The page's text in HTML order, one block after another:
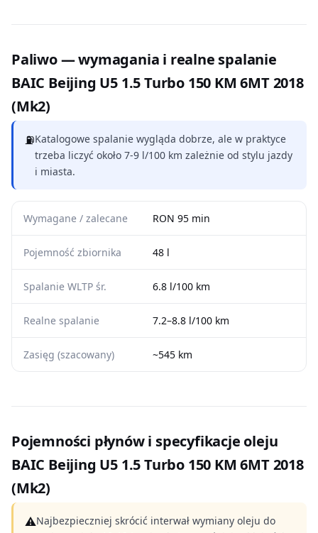
Paliwo — wymagania i realne spalanie
BAIC Beijing U5 1.5 Turbo 150 KM 6MT 2018
(Mk2)
⛽Katalogowe spalanie wygląda dobrze, ale w praktyce
trzeba liczyć około 7-9 l/100 km zależnie od stylu jazdy
i miasta.
Wymagane / zalecane RON 95 min
Pojemność zbiornika 48 l
Spalanie WLTP śr. 6.8 l/100 km
Realne spalanie 7.2–8.8 l/100 km
Zasięg (szacowany) ~545 km
Pojemności płynów i specyfikacje oleju
BAIC Beijing U5 1.5 Turbo 150 KM 6MT 2018
(Mk2)
⚠Najbezpieczniej skrócić interwał wymiany oleju do